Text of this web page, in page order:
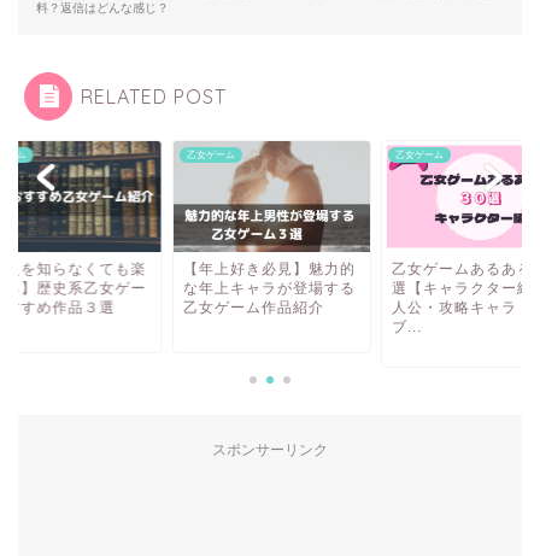
料？返信はどんな感じ？
RELATED POST
乙女ゲーム
【年上好き必見】魅力的
な年上キャラが登場する
乙女ゲーム作品紹介
乙女ゲーム
乙女ゲームあるある３０
選【キャラクター編(主
人公・攻略キャラ・サ
乙女ゲーム
【歴史を知ら
しめる】歴史
ムおすすめ作
スポンサーリンク